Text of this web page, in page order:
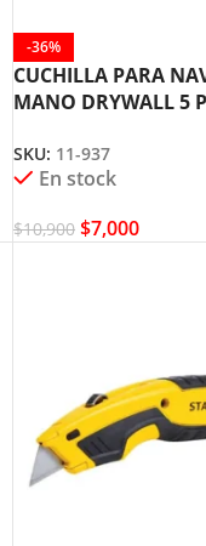
-36%
CUCHILLA PARA
MANO DRYWALL 5
SKU: 11-937
En stock
$10,900 $7,000